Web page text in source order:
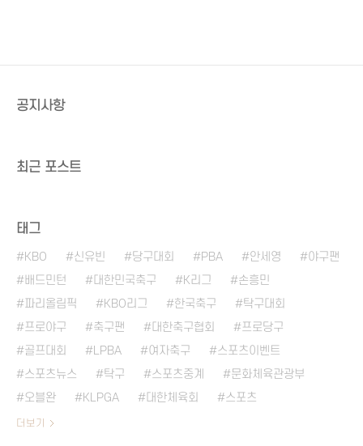
공지사항
최근 포스트
태그
KBO 신유빈 당구대회 PBA 안세영
야구팬
배드민턴
대한민국축구 K리그
손흥민
파리올림픽
KBO리그 한국축구
탁구대회
프로야구
축구팬 대한축구협회
프로당구
골프대회
LPBA 여자축구
스포츠이벤트
스포츠뉴스
탁구 스포츠중계
문화체육관광부
오블완
KLPGA 대한체육회 스포츠
더보기